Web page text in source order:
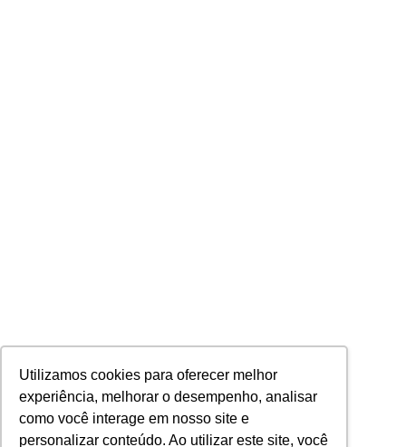
Utilizamos cookies para oferecer melhor
experiência, melhorar o desempenho, analisar
como você interage em nosso site e
personalizar conteúdo. Ao utilizar este site, você